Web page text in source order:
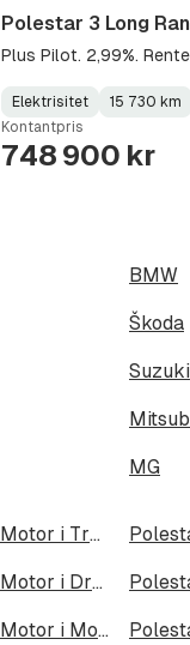
Polestar 3 Long
Plus Pilot. 2,99%.
Fuel
Type:
Elektrisitet
Kilometerstand:
15 730 km
Model
Year:
Gearbox
Type:
Kontantpris
748 900 kr
BMW
Škoda
Suzuki
MG
Polestar 3 Long Range Dual Motor i Trondheim
Polestar 3 Long Range Dual Motor i Drammen
Polestar 3 Long Range Dual Motor i Moss